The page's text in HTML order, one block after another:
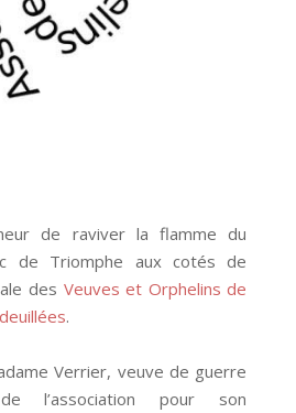
de raviver la flamme du
de Triomphe aux cotés de
des Veuves et Orphelins de
.
Verrier, veuve de guerre
l’association pour son